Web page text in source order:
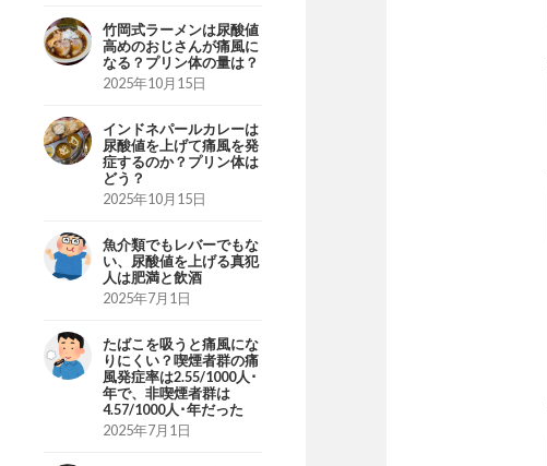
竹岡式ラーメンは尿酸値
高めのおじさんが痛風に
なる？プリン体の量は？
2025年10月15日
インドネパールカレーは
尿酸値を上げて痛風を発
症するのか？プリン体は
どう？
2025年10月15日
魚介類でもレバーでもな
い、尿酸値を上げる真犯
人は肥満と飲酒
2025年7月1日
たばこを吸うと痛風にな
りにくい？喫煙者群の痛
風発症率は2.55/1000人･
年で、非喫煙者群は
4.57/1000人･年だった
2025年7月1日